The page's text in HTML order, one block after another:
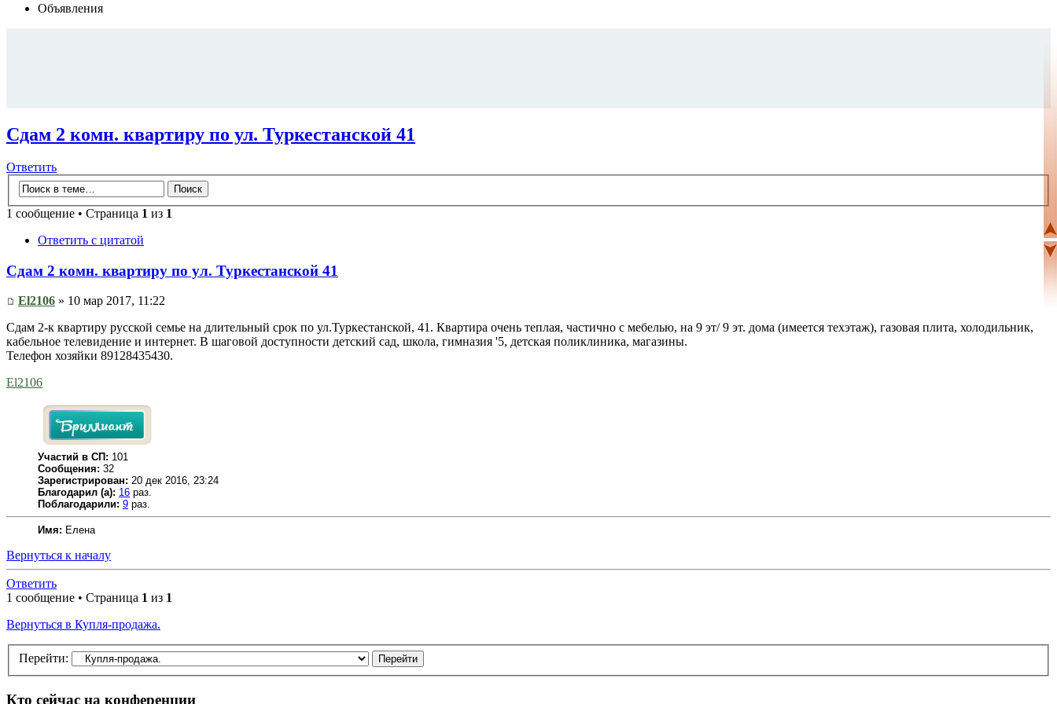
Объявления
Сдам 2 комн. квартиру по ул. Туркестанской 41
Ответить
1 сообщение • Страница 1 из 1
Ответить с цитатой
Сдам 2 комн. квартиру по ул. Туркестанской 41
El2106 » 10 мар 2017, 11:22
Сдам 2-к квартиру русской семье на длительный срок по ул.Туркестанской, 41. Квартира очень теплая, частично с мебелью, на 9 эт/ 9 эт. дома (имеется техэтаж), газовая плита, холодильник,
кабельное телевидение и интернет. В шаговой доступности детский сад, школа, гимназия '5, детская поликлиника, магазины.
Телефон хозяйки 89128435430.
El2106
Участий в СП: 101
Сообщения: 32
Зарегистрирован: 20 дек 2016, 23:24
Благодарил (а): 16 раз.
Поблагодарили: 9 раз.
Имя: Елена
Вернуться к началу
Ответить
1 сообщение • Страница 1 из 1
Вернуться в Купля-продажа.
Перейти:
Кто сейчас на конференции